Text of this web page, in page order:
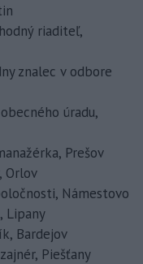
riaditeľ,
znalec v odbore
úradu,
Prešov
Orlov
Námestovo
Lipany
Bardejov
Piešťany